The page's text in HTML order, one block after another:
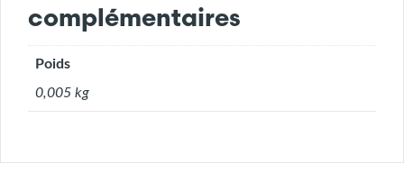
complémentaires
Poids
0,005 kg